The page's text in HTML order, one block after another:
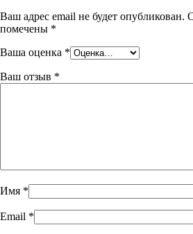
Ваш адрес email не будет опубликован.
помечены *
Ваша оценка *
Ваш отзыв *
Имя *
Email *